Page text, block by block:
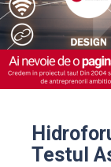
Testul